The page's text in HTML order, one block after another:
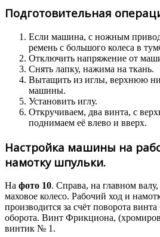
Подготовительная
Если машина, с ножным
ремень с большого колеса в
Отключить напряжение от
Снять лапку, нажима на ткань.
Вытащить из иглы, верхнюю
машины.
Установить иглу.
Откручиваем, два винта, с
поднимаем её влево и вверх.
Настройка машины на
намотку шпульки.
На фото 10. Справа, на главном
маховое колесо. Рабочий ход и
производится за счёт поворота
оборота. Винт Фрикциона,
винтик № 1.